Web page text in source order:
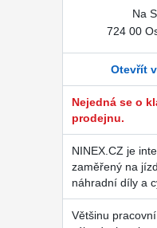
Na
724 00
Otevřít
Nejedná se o
prodejnu.
NINEX.CZ je
zaměřený na
náhradní díly a
Většinu